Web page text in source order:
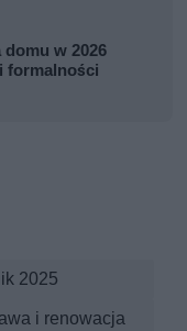
domu w 2026
formalności
2025
i renowacja